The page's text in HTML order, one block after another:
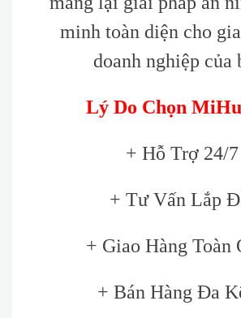
minh toàn diện cho
doanh nghiệp của
Lý Do Chọn
+ Hỗ Trợ 24/7
+ Tư Vấn Lắp
+ Giao Hàng Toàn
+ Bán Hàng Đa